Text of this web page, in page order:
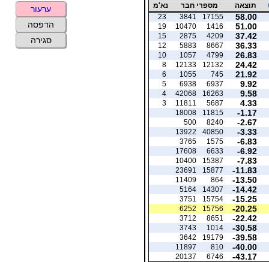
תוצאה מספרי חבר נא'מ
58.00
17155
3841
23
51.00
1416
10470
19
37.42
4209
2875
15
36.33
8667
5883
12
26.83
4799
1057
10
24.42
12132
12133
8
21.92
745
1055
6
9.92
6937
6938
5
9.58
16263
42068
4
4.33
5687
11811
3
-1.17
11815
18008
-2.67
8240
500
-3.33
40850
13922
-6.83
1575
3765
-6.92
6633
17608
-7.83
15387
10400
-11.83
15877
23691
-13.50
864
11409
-14.42
14307
5164
-15.25
15754
3751
-20.25
15756
6252
-22.42
8651
3712
-30.58
1014
3743
-39.58
19179
3642
-40.00
810
11897
-43.17
6746
20137
ערעור
הדפסה
סגירה